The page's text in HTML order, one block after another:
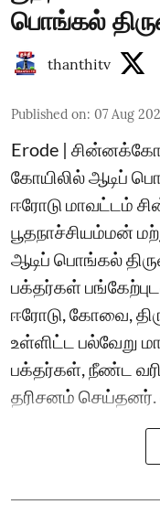
பொங்கல்
thanthitv
Published on: 07 Aug
Erode |
கோயிலில் ஆடிப்
ஈரோடு மாவட்டம்
பூதநாச்சியம்மன்
ஆடிப் பொங்கல்
பக்தர்கள்
ஈரோடு, கோவை,
உள்ளிட்ட பல்வேறு
பக்தர்கள், நீண்ட
தரிசனம் செய்தனர்.